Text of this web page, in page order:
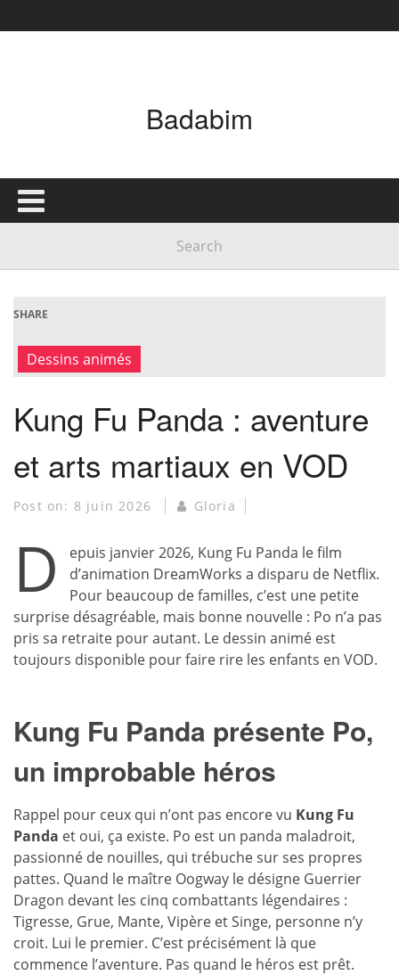
Badabim
SHARE
Dessins animés
Kung Fu Panda : aventure
et arts martiaux en VOD
Post on: 8 juin 2026 Gloria
D
epuis janvier 2026, Kung Fu Panda le film
d’animation DreamWorks a disparu de Netflix.
Pour beaucoup de familles, c’est une petite
surprise désagréable, mais bonne nouvelle : Po n’a pas
pris sa retraite pour autant. Le dessin animé est
toujours disponible pour faire rire les enfants en VOD.
Kung Fu Panda présente Po,
un improbable héros
Rappel pour ceux qui n’ont pas encore vu Kung Fu
Panda et oui, ça existe. Po est un panda maladroit,
passionné de nouilles, qui trébuche sur ses propres
pattes. Quand le maître Oogway le désigne Guerrier
Dragon devant les cinq combattants légendaires :
Tigresse, Grue, Mante, Vipère et Singe, personne n’y
croit. Lui le premier. C’est précisément là que
commence l’aventure. Pas quand le héros est prêt.